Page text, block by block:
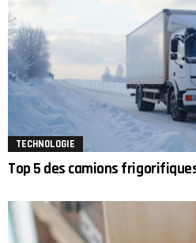
TECHNOLOGIE
Top 5 des camions